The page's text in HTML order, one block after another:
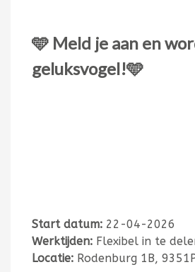
🩵 Meld je aan en
geluksvogel!🩵
Start datum: 22-04-2026
Werktijden: Flexibel in te
Locatie: Rodenburg 1B,